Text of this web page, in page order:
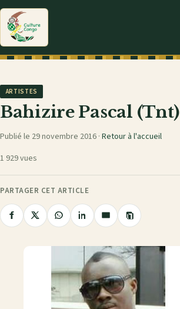
ARTISTES
Bahizire Pascal (Tnt)
Publié le 29 novembre 2016 · Retour à l'accueil
1 929 vues
PARTAGER CET ARTICLE
PartagerPartagerPartager
WhatsApp
Partager
LinkedIn
Partager
e-
mail
Copier
le